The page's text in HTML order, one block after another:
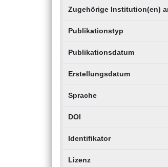
Zugehörige Institution(en)
Publikationstyp
Publikationsdatum
Erstellungsdatum
Sprache
DOI
Identifikator
Lizenz